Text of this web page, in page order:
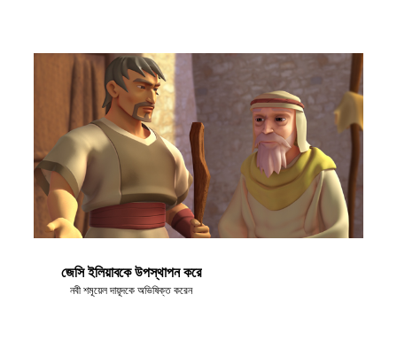
জেসি ইলিয়াবকে উপস্থাপন করে
নবী শমূয়েল দায়ূদকে অভিষিক্ত করেন